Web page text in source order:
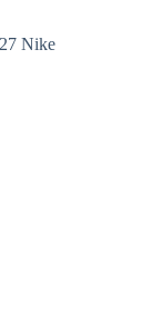
Nike